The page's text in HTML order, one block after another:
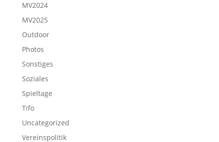
MV2024
MV2025
Outdoor
Photos
Sonstiges
Soziales
Spieltage
Tifo
Uncategorized
Vereinspolitik